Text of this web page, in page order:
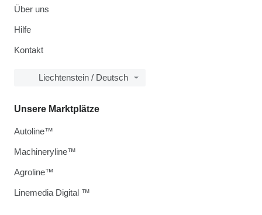
Über uns
Hilfe
Kontakt
Liechtenstein / Deutsch
Unsere Marktplätze
Autoline™
Machineryline™
Agroline™
Linemedia Digital ™